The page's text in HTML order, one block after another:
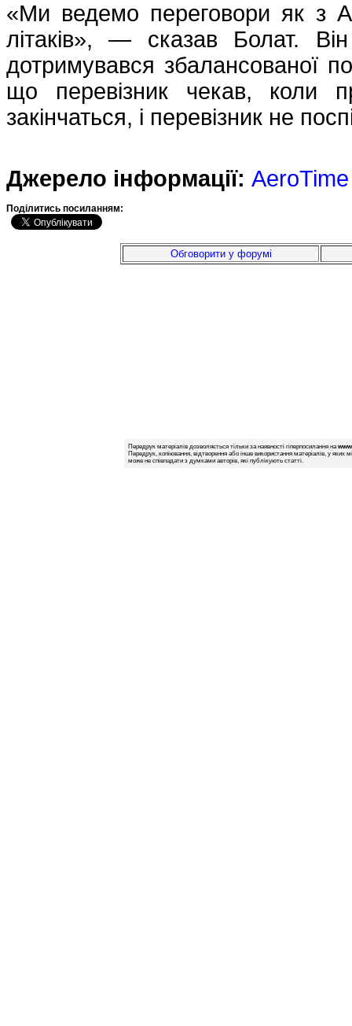
«Ми ведемо переговори як з
літаків», — сказав Болат.
дотримувався збалансованої
що перевізник чекав, коли
закінчаться, і перевізник не
Джерело інформації: AeroTime
Подiлитись посиланням:
Обговорити у форумі
Передрук матеріалів дозволяється тільки за наявності гіперпосилання на
Передрук, копіювання, відтворення або інше використання матеріалів, у яких
може не співпадати з думками авторів, які публікують статті.